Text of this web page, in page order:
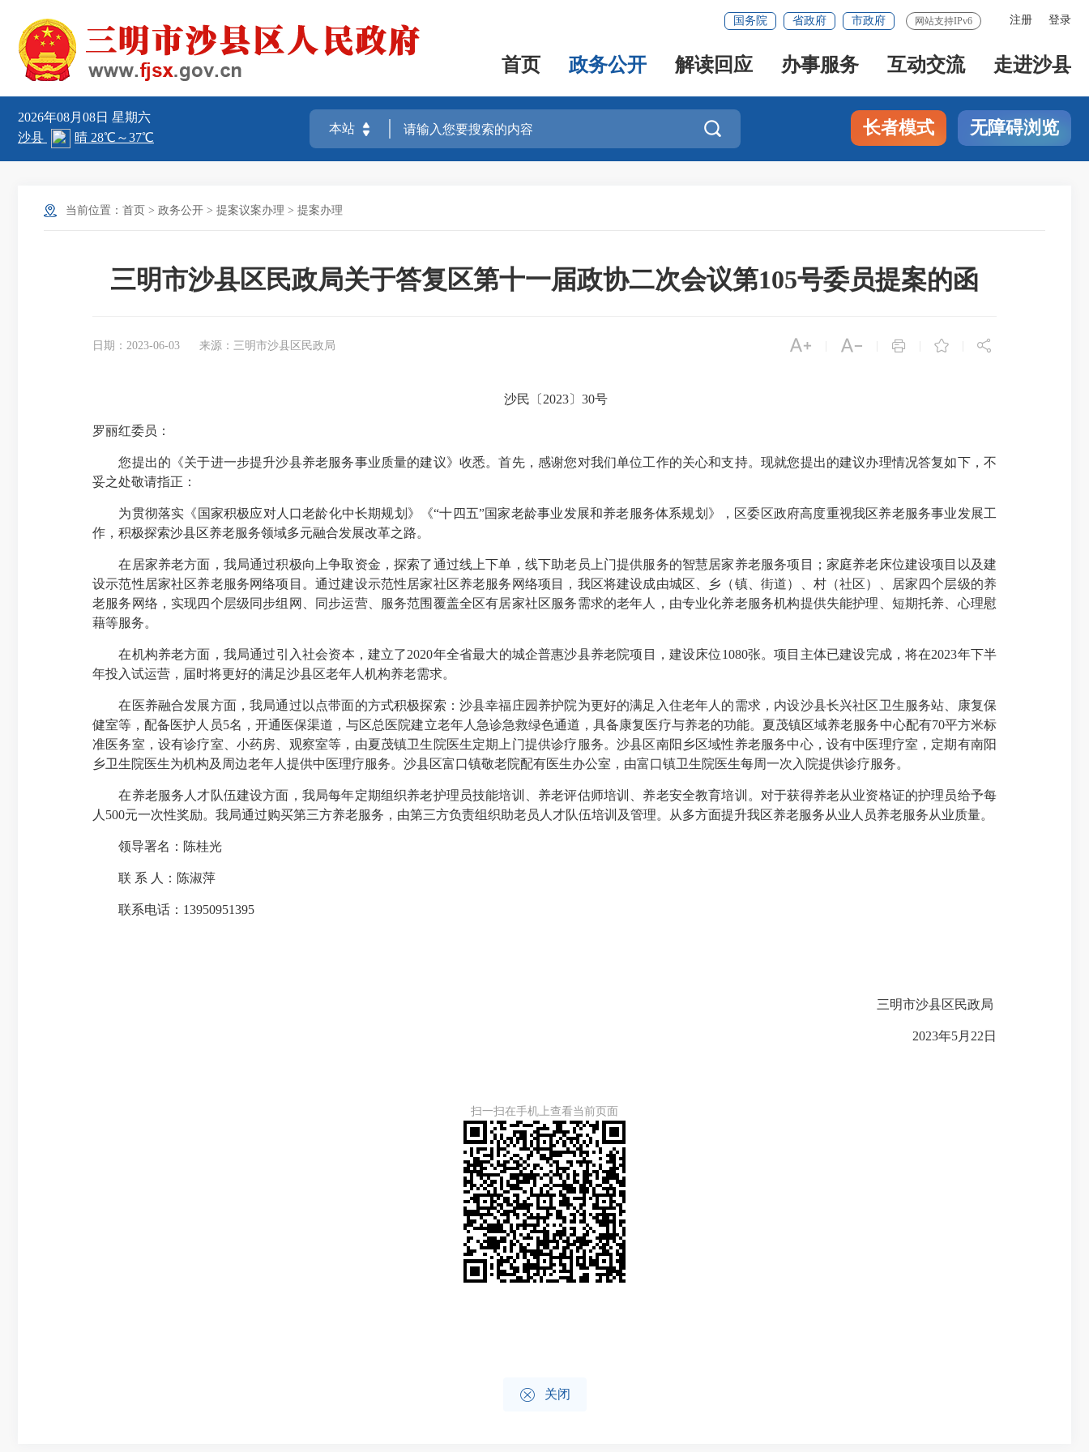
注册 登录
国务院 省政府 市政府 网站支持IPv6
首页 政务公开 解读回应 办事服务 互动交流 走进沙县
2026年08月08日 星期六
 长者模式 无障碍浏览
当前位置： 首页 > 政务公开 > 提案议案办理 > 提案办理
三明市沙县区民政局关于答复区第十一届政协二次会议第105号委员提案的函
日期：2023-06-03 来源：三明市沙县区民政局     
沙民〔2023〕30号
罗丽红委员：
您提出的《关于进一步提升沙县养老服务事业质量的建议》收悉。首先，感谢您对我们单位工作的关心和支持。现就您提出的建议办理情况答复如下，不
妥之处敬请指正：
为贯彻落实《国家积极应对人口老龄化中长期规划》《“十四五”国家老龄事业发展和养老服务体系规划》，区委区政府高度重视我区养老服务事业发展工
作，积极探索沙县区养老服务领域多元融合发展改革之路。
在居家养老方面，我局通过积极向上争取资金，探索了通过线上下单，线下助老员上门提供服务的智慧居家养老服务项目；家庭养老床位建设项目以及建
设示范性居家社区养老服务网络项目。通过建设示范性居家社区养老服务网络项目，我区将建设成由城区、乡（镇、街道）、村（社区）、居家四个层级的养
老服务网络，实现四个层级同步组网、同步运营、服务范围覆盖全区有居家社区服务需求的老年人，由专业化养老服务机构提供失能护理、短期托养、心理慰
藉等服务。
在机构养老方面，我局通过引入社会资本，建立了2020年全省最大的城企普惠沙县养老院项目，建设床位1080张。项目主体已建设完成，将在2023年下半
年投入试运营，届时将更好的满足沙县区老年人机构养老需求。
在医养融合发展方面，我局通过以点带面的方式积极探索：沙县幸福庄园养护院为更好的满足入住老年人的需求，内设沙县长兴社区卫生服务站、康复保
健室等，配备医护人员5名，开通医保渠道，与区总医院建立老年人急诊急救绿色通道，具备康复医疗与养老的功能。夏茂镇区域养老服务中心配有70平方米标
准医务室，设有诊疗室、小药房、观察室等，由夏茂镇卫生院医生定期上门提供诊疗服务。沙县区南阳乡区域性养老服务中心，设有中医理疗室，定期有南阳
乡卫生院医生为机构及周边老年人提供中医理疗服务。沙县区富口镇敬老院配有医生办公室，由富口镇卫生院医生每周一次入院提供诊疗服务。
在养老服务人才队伍建设方面，我局每年定期组织养老护理员技能培训、养老评估师培训、养老安全教育培训。对于获得养老从业资格证的护理员给予每
人500元一次性奖励。我局通过购买第三方养老服务，由第三方负责组织助老员人才队伍培训及管理。从多方面提升我区养老服务从业人员养老服务从业质量。
领导署名：陈桂光
联 系 人：陈淑萍
联系电话：13950951395
三明市沙县区民政局
2023年5月22日
扫一扫在手机上查看当前页面
 关闭